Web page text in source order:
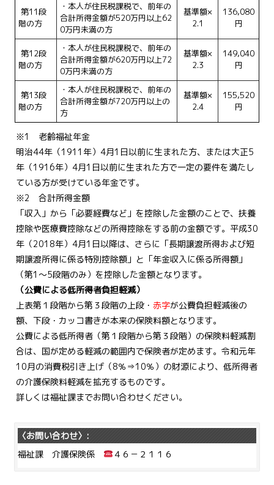
第11段
階の方
・本人が住民税課税で、前年の
合計所得金額が520万円以上62
0万円未満の方
基準額×
2.1
136,080
円
第12段
階の方
・本人が住民税課税で、前年の
合計所得金額が620万円以上72
0万円未満の方
基準額×
2.3
149,040
円
第13段
階の方
・本人が住民税課税で、前年の
合計所得金額が720万円以上の
方
基準額×
2.4
155,520
円
※1 老齢福祉年金
明治44年（1911年）4月1日以前に生まれた方、または大正5
年（1916年）4月1日以前に生まれた方で一定の要件を満たし
ている方が受けている年金です。
※2 合計所得金額
「収入」から「必要経費など」を控除した金額のことで、扶養
控除や医療費控除などの所得控除をする前の金額です。平成30
年（2018年）4月1日以降は、さらに「長期譲渡所得および短
期譲渡所得に係る特別控除額」と「年金収入に係る所得額」
（第1～5段階のみ）を控除した金額となります。
（公費による低所得者負担軽減）
上表第１段階から第３段階の上段・ 赤字が公費負担軽減後の
額、下段・カッコ書きが本来の保険料額となります。
公費による低所得者（第１段階から第３段階）の保険料軽減割
合は、国が定める軽減の範囲内で保険者が定めます。令和元年
10月の消費税引き上げ（8％⇒10％）の財源により、低所得者
の介護保険料軽減を拡充するものです。
詳しくは福祉課までお問い合わせください。
〈お問い合わせ〉:
福祉課 介護保険係
４６－２１１６